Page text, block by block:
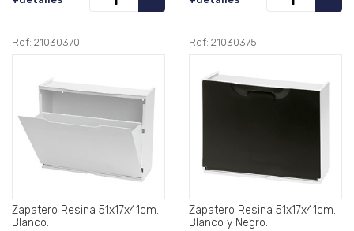
Ref: 21030370
Zapatero Resina 51x17x41cm.
Blanco.
Ref: 21030375
Zapatero Resina 51x17x41cm.
Blanco y Negro.